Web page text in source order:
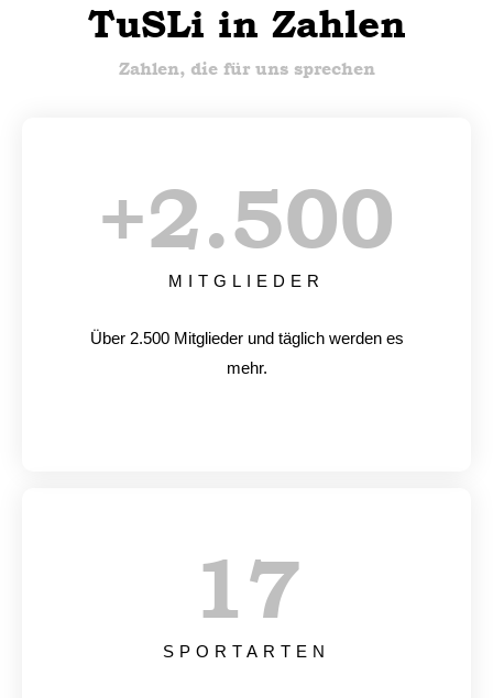
TuSLi in Zahlen
Zahlen, die für uns sprechen
MITGLIEDER
+2.500
Über 2.500 Mitglieder und täglich werden es
mehr.
SPORTARTEN
17